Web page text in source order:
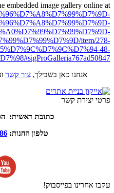
embedded image gallery online at:
item/278-
48-
אנחנו כאן בשבילך,צור קשר
פרטי יצירת קשר
כתובת ראשית: הסדנא
טלפון החנות:
עקבו אחרינו בפייסבוק!